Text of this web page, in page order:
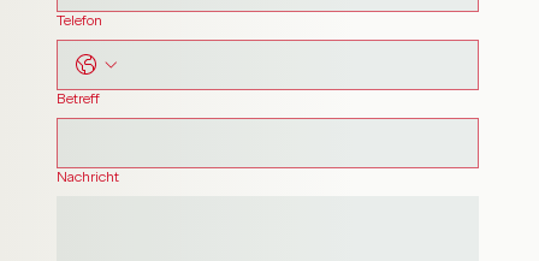
Telefon
Betreff
Nachricht